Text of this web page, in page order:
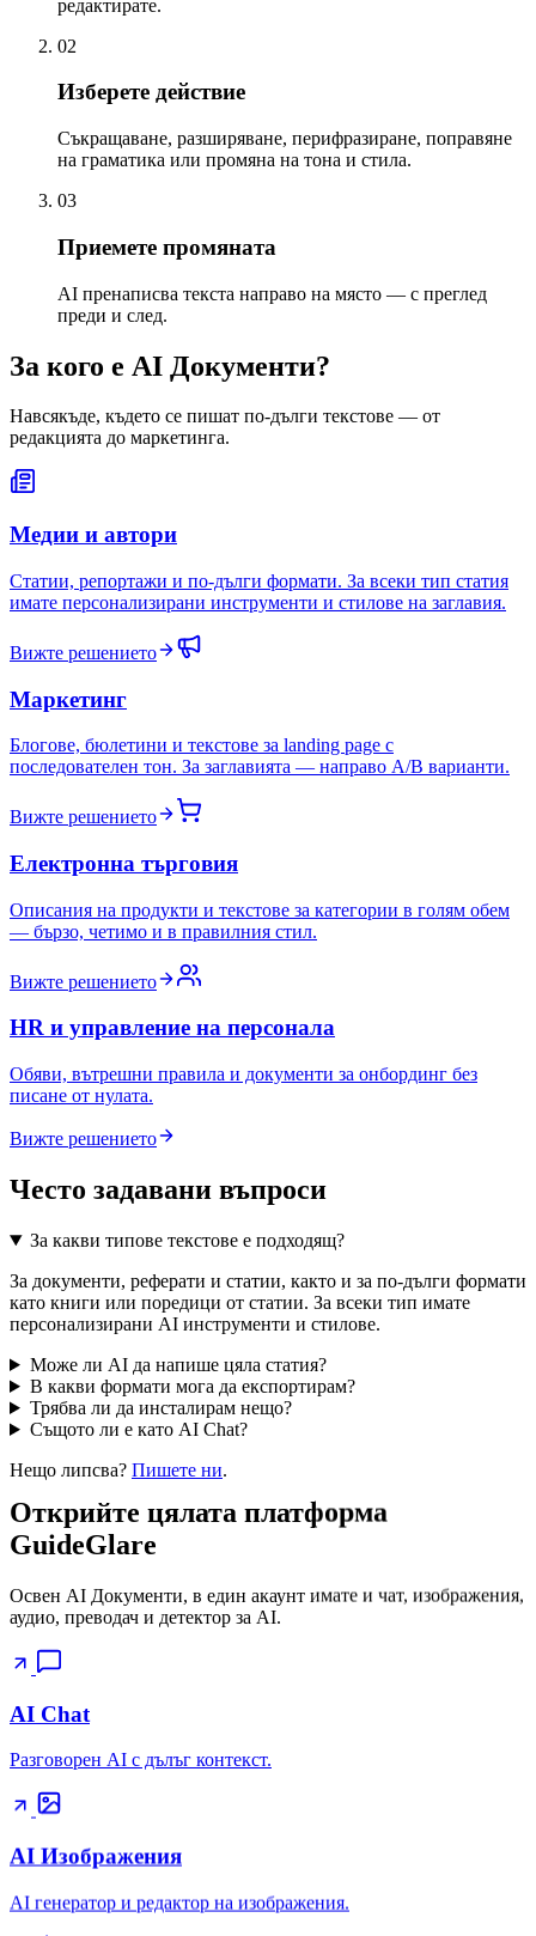
редактирате.
02
Изберете действие
Съкращаване, разширяване, перифразиране, поправяне
на граматика или промяна на тона и стила.
03
Приемете промяната
AI пренаписва текста направо на място — с преглед
преди и след.
За кого е AI Документи?
Навсякъде, където се пишат по-дълги текстове — от
редакцията до маркетинга.
Медии и автори
Статии, репортажи и по-дълги формати. За всеки тип статия
имате персонализирани инструменти и стилове на заглавия.
Вижте решението
Маркетинг
Блогове, бюлетини и текстове за landing page с
последователен тон. За заглавията — направо A/B варианти.
Вижте решението
Електронна търговия
Описания на продукти и текстове за категории в голям обем
— бързо, четимо и в правилния стил.
Вижте решението
HR и управление на персонала
Обяви, вътрешни правила и документи за онбординг без
писане от нулата.
Вижте решението
Често задавани въпроси
За какви типове текстове е подходящ?
За документи, реферати и статии, както и за по-дълги формати
като книги или поредици от статии. За всеки тип имате
персонализирани AI инструменти и стилове.
Може ли AI да напише цяла статия?
В какви формати мога да експортирам?
Трябва ли да инсталирам нещо?
Същото ли е като AI Chat?
Нещо липсва? Пишете ни.
Открийте цялата платформа
GuideGlare
Освен AI Документи, в един акаунт имате и чат, изображения,
аудио, преводач и детектор за AI.
AI Chat
Разговорен AI с дълъг контекст.
AI Изображения
AI генератор и редактор на изображения.